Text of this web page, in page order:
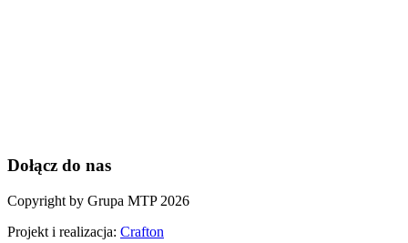
Dołącz do nas
Copyright by Grupa MTP 2026
Projekt i realizacja: Crafton